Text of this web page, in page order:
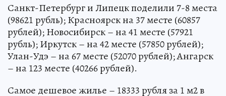
Санкт-Петербург и Липецк поделили 7-8 места
(98621 рубль); Красноярск на 37 месте (60857
рублей); Новосибирск – на 41 месте (57921
рубль); Иркутск – на 42 месте (57850 рублей);
Улан-Удэ – на 67 месте (52070 рублей); Ангарск
– на 123 месте (40266 рублей).
Самое дешевое жилье – 18333 рубля за 1 м2 в